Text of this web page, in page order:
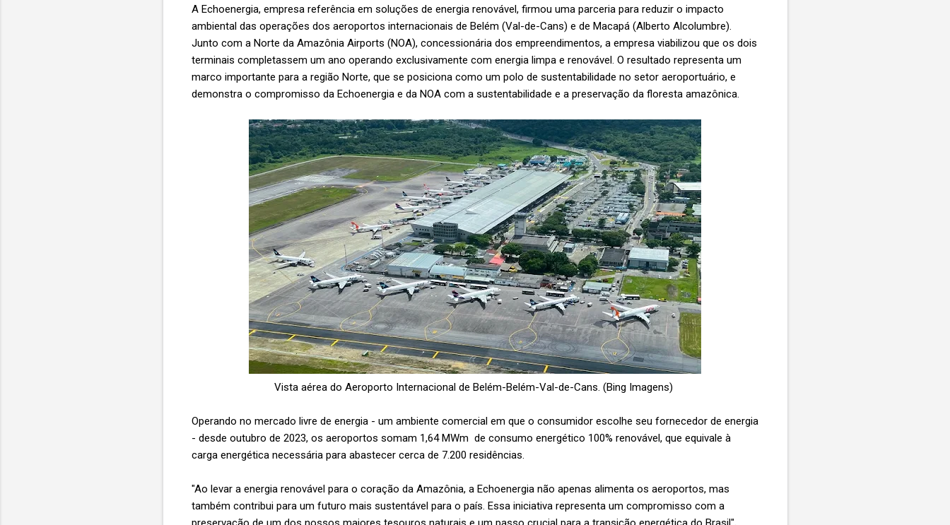
A Echoenergia, empresa referência em soluções de energia renovável, firmou uma parceria para reduzir o impacto
ambiental das operações dos aeroportos internacionais de Belém (Val-de-Cans) e de Macapá (Alberto Alcolumbre).
Junto com a Norte da Amazônia Airports (NOA), concessionária dos empreendimentos, a empresa viabilizou que os dois
terminais completassem um ano operando exclusivamente com energia limpa e renovável. O resultado representa um
marco importante para a região Norte, que se posiciona como um polo de sustentabilidade no setor aeroportuário, e
demonstra o compromisso da Echoenergia e da NOA com a sustentabilidade e a preservação da floresta amazônica.
Vista aérea do Aeroporto Internacional de Belém-Belém-Val-de-Cans. (Bing Imagens)
Operando no mercado livre de energia - um ambiente comercial em que o consumidor escolhe seu fornecedor de energia
- desde outubro de 2023, os aeroportos somam 1,64 MWm de consumo energético 100% renovável, que equivale à
carga energética necessária para abastecer cerca de 7.200 residências.
"Ao levar a energia renovável para o coração da Amazônia, a Echoenergia não apenas alimenta os aeroportos, mas
também contribui para um futuro mais sustentável para o país. Essa iniciativa representa um compromisso com a